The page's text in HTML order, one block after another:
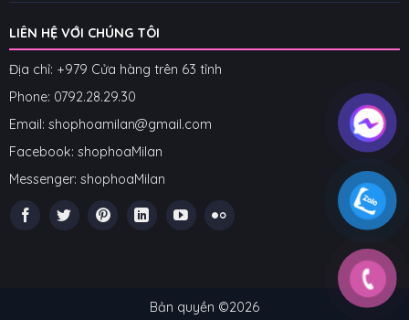
LIÊN HỆ VỚI CHÚNG TÔI
Địa chỉ: +979 Cửa hàng trên 63 tỉnh
Phone: 0792.28.29.30
Email: shophoamilan@gmail.com
Facebook: shophoaMilan
Messenger: shophoaMilan
Bản quyền ©2026